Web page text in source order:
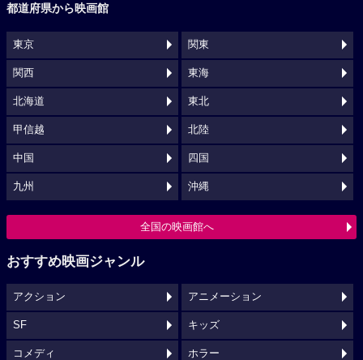
都道府県から映画館
東京 関東
関西 東海
北海道 東北
甲信越 北陸
中国 四国
九州 沖縄
全国の映画館へ
おすすめ映画ジャンル
アクション アニメーション
SF キッズ
コメディ ホラー